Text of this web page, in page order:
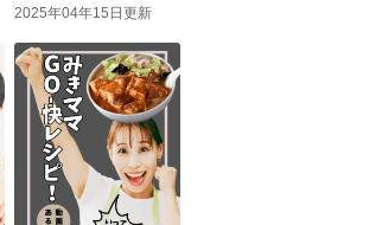
2025年04年15日更新